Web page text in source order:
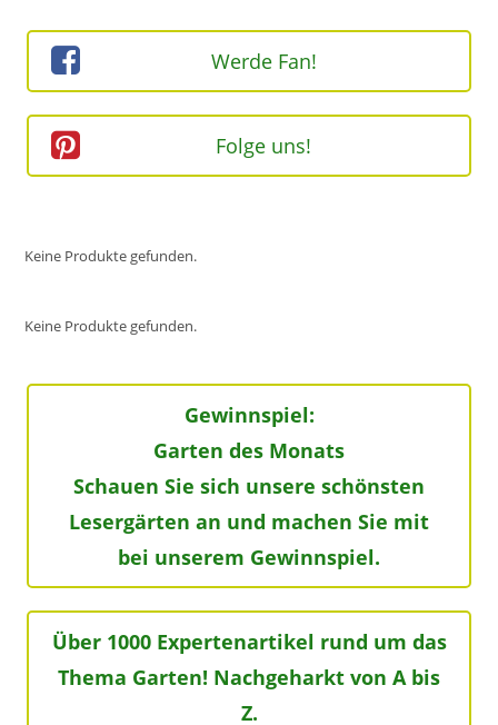
Werde Fan!
Folge uns!
Keine Produkte gefunden.
Keine Produkte gefunden.
Gewinnspiel:
Garten des Monats
Schauen Sie sich unsere schönsten
Lesergärten an und machen Sie mit
bei unserem Gewinnspiel.
Über 1000 Expertenartikel rund um das
Thema Garten! Nachgeharkt von A bis
Z.